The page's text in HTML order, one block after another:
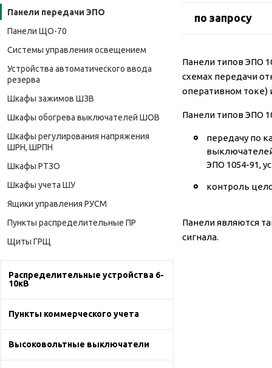
Панели передачи ЭПО
Панели ЩО-70
Системы управления освещением
Устройства автоматического ввода
резерва
Шкафы зажимов ШЗВ
Шкафы обогрева выключателей ШОВ
Шкафы регулирования напряжения
ШРН, ШРПН
Шкафы РТЗО
Шкафы учета ШУ
Ящики управления РУСМ
Пункты распределительные ПР
Щиты ГРЩ
Распределительные устройства 6-
10кВ
Пункты коммерческого учета
Высоковольтные выключатели
по запросу
Панели типов ЭПО
схемах передачи
оперативном токе)
Панели типов ЭПО
передачу по
ЭПО 1054-91,
контроль
Панели являются
сигнала.